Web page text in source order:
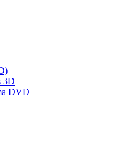
3D
DVD